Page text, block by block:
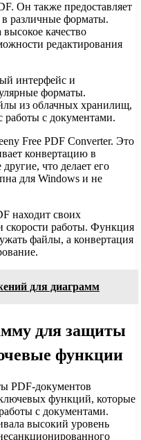
Он также предоставляет
в различные форматы.
высокое качество
редактирования
интерфейс и
форматы.
из облачных хранилищ,
работы с документами.
Free PDF Converter. Это
конвертацию в
что делает его
для Windows и не
находит своих
скорости работы. Функция
файлы, а конвертация
для диаграмм
для защиты
функции
PDF-документов
функций, которые
с документами.
высокий уровень